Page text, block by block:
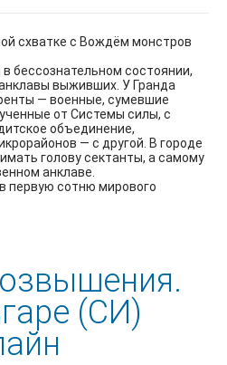
схватке с Вождём монстров
бессознательном состоянии,
выживших. У Гранда
— военные, сумевшие
от Системы силы, с
объединение,
— с другой. В городе
голову сектанты, а самому
анклаве.
первую сотню мирового
(СИ)